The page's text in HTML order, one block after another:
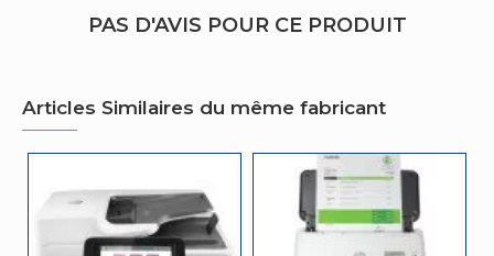
PAS D'AVIS POUR CE PRODUIT
Articles Similaires du même fabricant